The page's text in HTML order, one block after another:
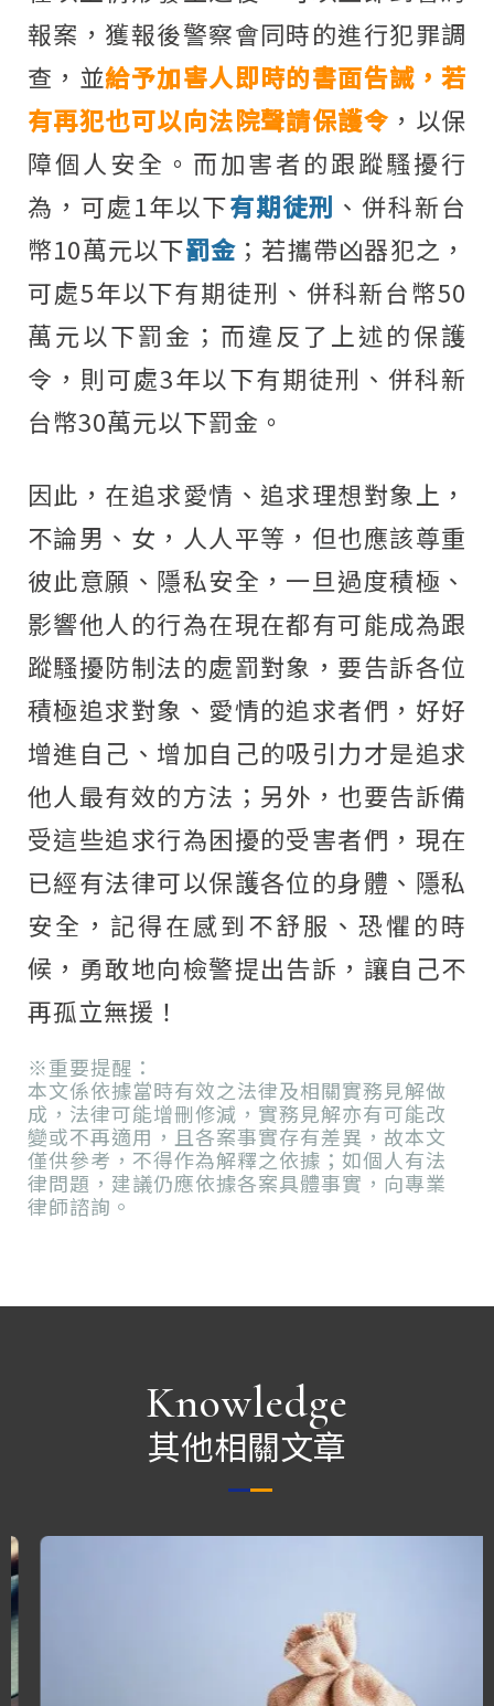
報案，獲報後警察會同時的進行犯罪調
查，並給予加害人即時的書面告誡，若
有再犯也可以向法院聲請保護令 ，以保
障個人安全。而加害者的跟蹤騷擾行
為，可處1年以下有期徒刑 、併科新台
幣10萬元以下罰金 ；若攜帶凶器犯之，
可處5年以下有期徒刑、併科新台幣50
萬元以下罰金；而違反了上述的保護
令，則可處3年以下有期徒刑、併科新
台幣30萬元以下罰金。
因此，在追求愛情、追求理想對象上，
不論男、女，人人平等，但也應該尊重
彼此意願、隱私安全，一旦過度積極、
影響他人的行為在現在都有可能成為跟
蹤騷擾防制法的處罰對象，要告訴各位
積極追求對象、愛情的追求者們，好好
增進自己、增加自己的吸引力才是追求
他人最有效的方法；另外，也要告訴備
受這些追求行為困擾的受害者們，現在
已經有法律可以保護各位的身體、隱私
安全，記得在感到不舒服、恐懼的時
候，勇敢地向檢警提出告訴，讓自己不
再孤立無援！
※重要提醒：
本文係依據當時有效之法律及相關實務見解做
成，法律可能增刪修減，實務見解亦有可能改
變或不再適用，且各案事實存有差異，故本文
僅供參考，不得作為解釋之依據；如個人有法
律問題，建議仍應依據各案具體事實，向專業
律師諮詢。
Knowledge
其他相關文章